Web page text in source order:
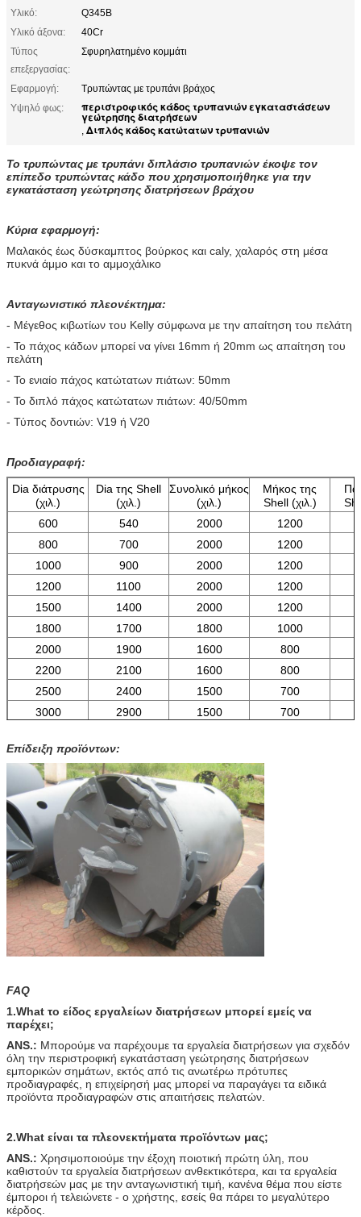
Υλικό:
Q345B
Υλικό άξονα:
40Cr
Τύπος
επεξεργασίας:
Σφυρηλατημένο κομμάτι
Εφαρμογή:
Τρυπώντας με τρυπάνι βράχος
Υψηλό φως:
περιστροφικός κάδος τρυπανιών εγκαταστάσεων
γεώτρησης διατρήσεων
, Διπλός κάδος κατώτατων τρυπανιών
Το τρυπώντας με τρυπάνι διπλάσιο τρυπανιών έκοψε τον
επίπεδο τρυπώντας κάδο που χρησιμοποιήθηκε για την
εγκατάσταση γεώτρησης διατρήσεων βράχου
Κύρια εφαρμογή:
Μαλακός έως δύσκαμπτος βούρκος και caly, χαλαρός στη μέσα
πυκνά άμμο και το αμμοχάλικο
Ανταγωνιστικό πλεονέκτημα:
- Μέγεθος κιβωτίων του Kelly σύμφωνα με την απαίτηση του πελάτη
- Το πάχος κάδων μπορεί να γίνει 16mm ή 20mm ως απαίτηση του
πελάτη
- Το ενιαίο πάχος κατώτατων πιάτων: 50mm
- Το διπλό πάχος κατώτατων πιάτων: 40/50mm
- Τύπος δοντιών: V19 ή V20
Προδιαγραφή:
Dia διάτρυσης
(χιλ.)
Dia της Shell
(χιλ.)
Συνολικό μήκος
(χιλ.)
Μήκος της
Shell (χιλ.)
600
540 2000
1200
800
700 2000
1200
1000
900 2000
1200
1200
1100 2000
1200
1500
1400 2000
1200
1800
1700 1800
1000
2000
1900 1600
800
2200
2100 1600
800
2500
2400 1500
700
3000
2900 1500 700
Επίδειξη προϊόντων:
FAQ
1.What το είδος εργαλείων διατρήσεων μπορεί εμείς να
παρέχει;
ANS.: Μπορούμε να παρέχουμε τα εργαλεία διατρήσεων για σχεδόν
όλη την περιστροφική εγκατάσταση γεώτρησης διατρήσεων
εμπορικών σημάτων, εκτός από τις ανωτέρω πρότυπες
προδιαγραφές, η επιχείρησή μας μπορεί να παραγάγει τα ειδικά
προϊόντα προδιαγραφών στις απαιτήσεις πελατών.
2.What είναι τα πλεονεκτήματα προϊόντων μας;
ANS.: Χρησιμοποιούμε την έξοχη ποιοτική πρώτη ύλη, που
καθιστούν τα εργαλεία διατρήσεων ανθεκτικότερα, και τα εργαλεία
διατρήσεών μας με την ανταγωνιστική τιμή, κανένα θέμα που είστε
έμποροι ή τελειώνετε - ο χρήστης, εσείς θα πάρει το μεγαλύτερο
κέρδος.